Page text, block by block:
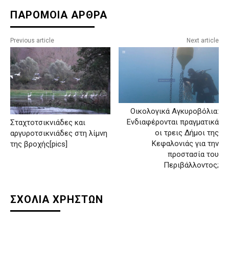
ΠΑΡΟΜΟΙΑ ΑΡΘΡΑ
Previous article
Σταχτοτσικνιάδες και
αργυροτσικνιάδες στη λίμνη
της βροχής[pics]
Next article
Οικολογικά Αγκυροβόλια:
Ενδιαφέρονται πραγματικά
οι τρεις Δήμοι της
Κεφαλονιάς για την
προστασία του
Περιβάλλοντος;
ΣΧΟΛΙΑ ΧΡΗΣΤΩΝ